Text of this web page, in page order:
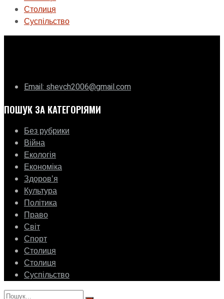
Столиця
Суспільство
Email: shevch2006@gmail.com
ПОШУК ЗА КАТЕГОРІЯМИ
Без рубрики
Війна
Екологія
Економіка
Здоровʼя
Культура
Політика
Право
Світ
Спорт
Столиця
Столиця
Суспільство